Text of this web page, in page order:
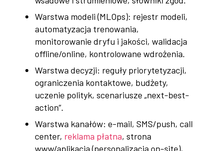
Warstwa modeli (MLOps): rejestr modeli,
automatyzacja trenowania,
monitorowanie dryfu i jakości, walidacja
offline/online, kontrolowane wdrożenia.
Warstwa decyzji: reguły priorytetyzacji,
ograniczenia kontaktowe, budżety,
uczenie polityk, scenariusze „next-best-
action”.
Warstwa kanałów: e-mail, SMS/push, call
center, reklama płatna, strona
www/aplikacja (personalizacja on-site),